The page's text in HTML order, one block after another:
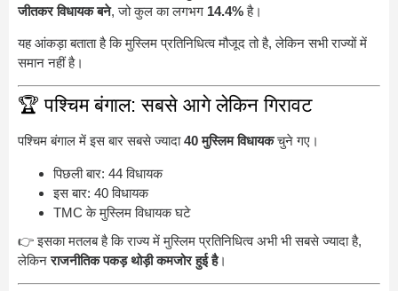
जीतकर विधायक बने, जो कुल का लगभग 14.4%है।
यह आंकड़ा बताता है कि मुस्लिम प्रतिनिधित्व मौजूद तो है, लेकिन सभी राज्यों में
समान नहीं है।
🏆 पश्चिम बंगाल: सबसे आगे लेकिन गिरावट
पश्चिम बंगाल में इस बार सबसे ज्यादा40 मुस्लिम विधायकचुने गए।
पिछली बार: 44 विधायक
इस बार: 40 विधायक
TMC के मुस्लिम विधायक घटे
👉 इसका मतलब है कि राज्य में मुस्लिम प्रतिनिधित्व अभी भी सबसे ज्यादा है,
लेकिनराजनीतिक पकड़ थोड़ी कमजोर हुई है।